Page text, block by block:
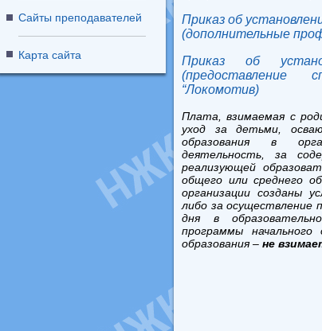
Сайты преподавателей
Карта сайта
Приказ об
(дополнительные
Приказ об
(предоставление
“Локомотив)
Плата, взимаемая с
уход за детьми,
образования в
деятельность, за
реализующей
общего или среднего
организации созданы
либо за осуществление
дня в
программы
образования – не